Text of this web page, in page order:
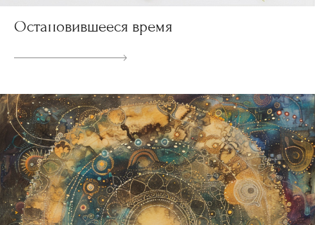
Остановившееся время